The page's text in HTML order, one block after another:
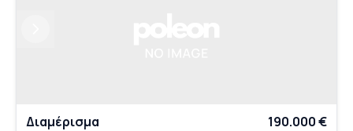
Διαμέρισμα 190.000 €